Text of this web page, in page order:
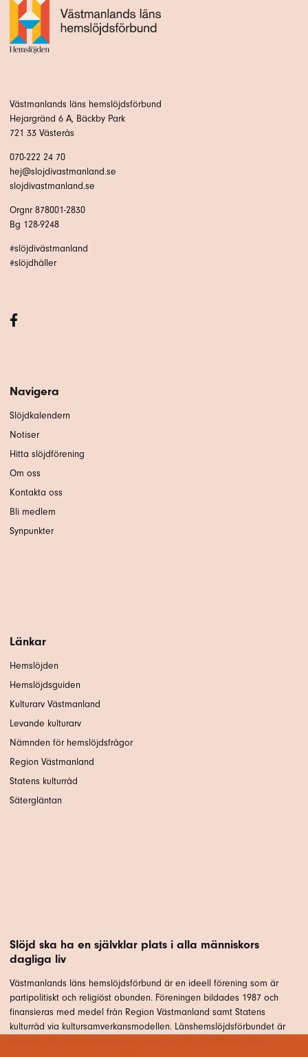
Västmanlands läns hemslöjdsförbund
Hejargränd 6 A, Bäckby Park
721 33 Västerås
070-222 24 70
hej@slojdivastmanland.se
slojdivastmanland.se
Orgnr 878001-2830
Bg 128-9248
#slöjdivästmanland
#slöjdhåller
Navigera
Slöjdkalendern
Notiser
Hitta slöjdförening
Om oss
Kontakta oss
Bli medlem
Synpunkter
Länkar
Hemslöjden
Hemslöjdsguiden
Kulturarv Västmanland
Levande kulturarv
Nämnden för hemslöjdsfrågor
Region Västmanland
Statens kulturråd
Sätergläntan
Slöjd ska ha en självklar plats i alla människors
dagliga liv
Västmanlands läns hemslöjdsförbund är en ideell förening som är
partipolitiskt och religiöst obunden. Föreningen bildades 1987 och
finansieras med medel från Region Västmanland samt Statens
kulturråd via kultursamverkansmodellen. Länshemslöjdsförbundet är